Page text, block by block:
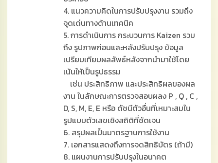
4. แนวความคิดในการปรับปรุงงาน รวมถึง
จุดเด่นทางด้านเทคนิค
5. การดำเนินการ กระบวนการ Kaizen รวม
ถึง รูปภาพก่อนและหลังปรับปรุง ข้อมูล
เปรียบเทียบผลลัพธ์หลังจากนำมาใช้โดย
เน้นให้เป็นรูปธรรม
เช่น ประสิทธิภาพ และประสิทธิผลของผล
งาน ในลักษณะการตรวจสอบผลง P , Q , C ,
D, S, M, E, E หรือ ดัชนีตัวอื่นที่เหมาะสมใน
รูปแบบตัวเลขเชิงสถิติที่ชัดเจน
6. สรุปผลเป็นมาตรฐานการใช้งาน
7. เอกสารแสดงถึงการจดสิทธิบัตร (ถ้ามี)
8. แผนงานการปรับปรุงในอนาคต